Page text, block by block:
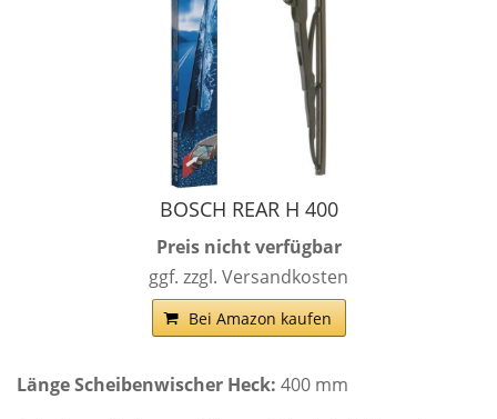
BOSCH REAR H 400
Preis nicht verfügbar
ggf. zzgl. Versandkosten
Bei Amazon kaufen
Länge Scheibenwischer Heck: 400 mm